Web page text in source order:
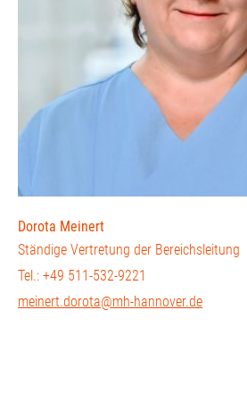
Dorota Meinert
Ständige Vertretung der Bereichsleitung
Tel.: +49 511-532-9221
meinert.dorota@mh-hannover.de